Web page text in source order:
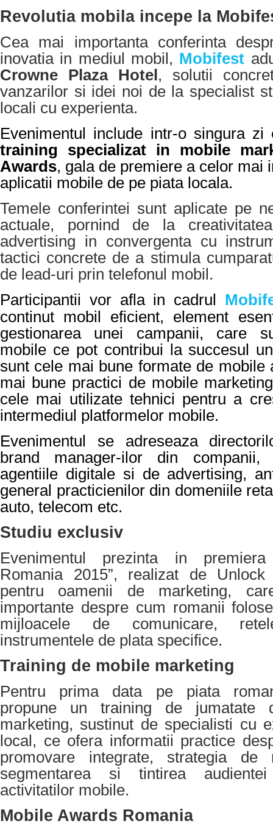
Revolutia mobila incepe la
Cea mai importanta conferinta
inovatia in mediul mobil, Mobifest
Crowne Plaza Hotel , solutii
vanzarilor si idei noi de la specialist
locali cu experienta.
Evenimentul include intr-o singura zi
training specializat in mobile
Awards, gala de premiere a celor mai
aplicatii mobile de pe piata locala.
Temele conferintei sunt aplicate pe
actuale, pornind de la
advertising in convergenta cu
tactici concrete de a stimula
de lead-uri prin telefonul mobil.
Participantii vor afla in cadrul
continut mobil eficient, element
gestionarea unei campanii, care
mobile ce pot contribui la succesul
sunt cele mai bune formate de mobile
mai bune practici de mobile
cele mai utilizate tehnici pentru a
intermediul platformelor mobile.
Evenimentul se adreseaza
brand manager-ilor din companii,
agentiile digitale si de advertising,
general practicienilor din domeniile
auto, telecom etc.
Studiu exclusiv
Evenimentul prezinta in
Romania 2015”, realizat de
pentru oamenii de marketing,
importante despre cum romanii
mijloacele de comunicare,
instrumentele de plata specifice.
Training de mobile marketing
Pentru prima data pe piata
propune un training de
marketing, sustinut de specialisti cu
local, ce ofera informatii practice
promovare integrate, strategia de
segmentarea si tintirea
activitatilor mobile.
Mobile Awards Romania